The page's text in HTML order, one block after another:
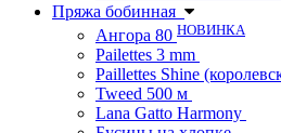
Пряжа бобинная
Ангора 80 НОВИНКА
Pailettes 3 mm
Paillettes Shine
Tweed 500 м
Lana Gatto Harmony